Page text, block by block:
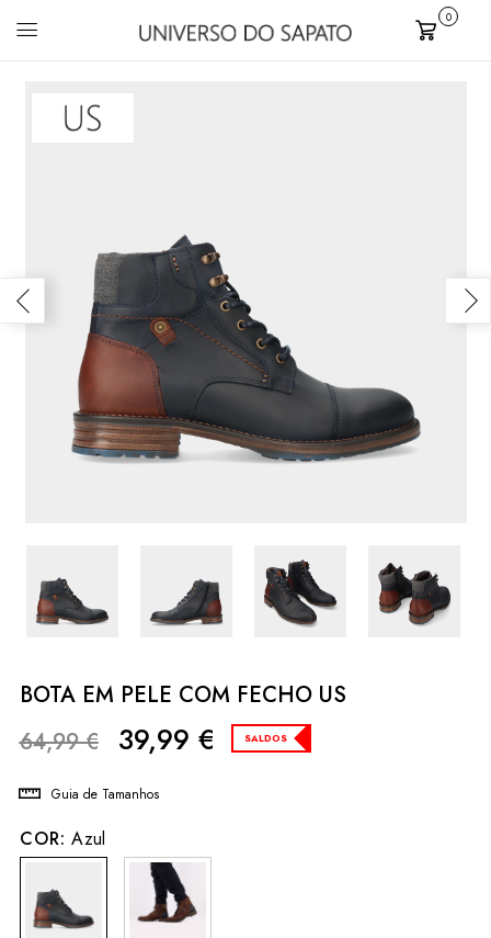
Carrinho
0
BOTA EM PELE COM FECHO US
64,99€ 39,99 € SALDOS
Guia de Tamanhos
COR: Azul